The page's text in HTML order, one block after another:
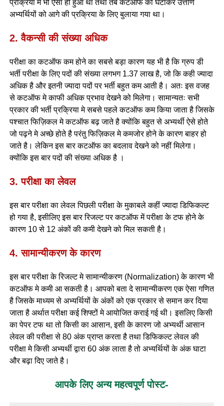
प्रक्रिया मे भी ऐसा ही हुआ था तथा तब कटऑफ को घटाकर उत्तीर्ण
अभ्यर्थियों को आगे की प्रक्रिया के लिए बुलाया गया था।
2. वैकन्सी की संख्या अधिक
परीक्षा का कटऑफ कम होने का सबसे बड़ा कारण यह भी है कि ग्रुप डी
भर्ती परीक्षा के लिए पदों की संख्या लगभग 1.37 लाख है, जो कि कही ज्यादा
अधिक है और इतनी ज्यादा पदों पर भर्ती बहुत कम आती है। अतः इस वजह
से कटऑफ मे काफी अधिक प्रभाव देखने को मिलेगा। सामान्यतः सभी
प्रकार की भर्ती प्रक्रिया मे सबसे पहले कटऑफ कम किया जाता है जिसके
पश्चात फिज़िकल मे कटऑफ बढ़ जाते है क्योंकि बहुत से अभ्यर्थी ऐसे होते
जो पढ़ने मे अच्छे होते है परंतु फिज़िकल मे कमजोर होने के कारण बाहर हो
जाते है। लेकिन इस बार कटऑफ का बदलाव देखने को नहीं मिलेगा।
क्योंकि इस बार पदों की संख्या अधिक है ।
3. परीक्षा का लेवल
इस बार परीक्षा का लेवल पिछली परीक्षा के मुकाबले कहीं ज्यादा डिफिकल्ट
हो गया है, इसीलिए इस बार रिजल्ट पर कटऑफ में परीक्षा के टफ होने के
कारण 10 से 12 अंकों की कमी देखने को मिल सकती है।
4. सामान्यीकरण के कारण
इस बार परीक्षा के रिजल्ट मे सामान्यीकरण (Normalization) के कारण भी
कटऑफ मे कमी आ सकती है। आपको बता दे सामान्यीकरण एक ऐसा गणित
है जिसके माध्यम से अभ्यर्थियों के अंकों को एक प्रकार से समान कर दिया
जाता है अर्थात परीक्षा कई शिफ्टों मे आयोजित कराई गई थी। इसलिए किसी
का पेपर टफ था तो किसी का आसान, इसी के कारण जो अभ्यर्थी आसान
लेवल की परीक्षा से 80 अंक प्राप्त करता है तथा डिफिकल्ट लेवल की
परीक्षा मे किसी अभ्यर्थी द्वारा 60 अंक लाता है तो अभ्यर्थियों के अंक घाटा
और बढ़ा दिए जाते है।
आपके लिए अन्य महत्वपूर्ण पोस्ट-